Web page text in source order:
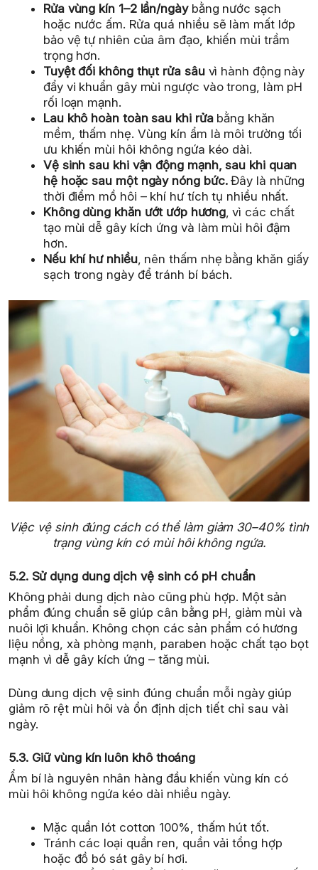
Rửa vùng kín 1–2 lần/ngàybằng nước sạch
hoặc nước ấm. Rửa quá nhiều sẽ làm mất lớp
bảo vệ tự nhiên của âm đạo, khiến mùi trầm
trọng hơn.
Tuyệt đối không thụt rửa sâuvì hành động này
đẩy vi khuẩn gây mùi ngược vào trong, làm pH
rối loạn mạnh.
Lau khô hoàn toàn sau khi rửabằng khăn
mềm, thấm nhẹ. Vùng kín ẩm là môi trường tối
ưu khiến mùi hôi không ngứa kéo dài.
Vệ sinh sau khi vận động mạnh, sau khi quan
hệ hoặc sau một ngày nóng bức.Đây là những
thời điểm mồ hôi – khí hư tích tụ nhiều nhất.
Không dùng khăn ướt ướp hương, vì các chất
tạo mùi dễ gây kích ứng và làm mùi hôi đậm
hơn.
Nếu khí hư nhiều, nên thấm nhẹ bằng khăn giấy
sạch trong ngày để tránh bí bách.
Việc vệ sinh đúng cách có thể làm giảm 30–40% tình
trạng vùng kín có mùi hôi không ngứa.
5.2. Sử dụng dung dịch vệ sinh có pH chuẩn
Không phải dung dịch nào cũng phù hợp. Một sản
phẩm đúng chuẩn sẽ giúp cân bằng pH, giảm mùi và
nuôi lợi khuẩn. Không chọn các sản phẩm có hương
liệu nồng, xà phòng mạnh, paraben hoặc chất tạo bọt
mạnh vì dễ gây kích ứng – tăng mùi.
Dùng dung dịch vệ sinh đúng chuẩn mỗi ngày giúp
giảm rõ rệt mùi hôi và ổn định dịch tiết chỉ sau vài
ngày.
5.3. Giữ vùng kín luôn khô thoáng
Ẩm bí là nguyên nhân hàng đầu khiến vùng kín có
mùi hôi không ngứa kéo dài nhiều ngày.
Mặc quần lót cotton 100%, thấm hút tốt.
Tránh các loại quần ren, quần vải tổng hợp
hoặc đồ bó sát gây bí hơi.